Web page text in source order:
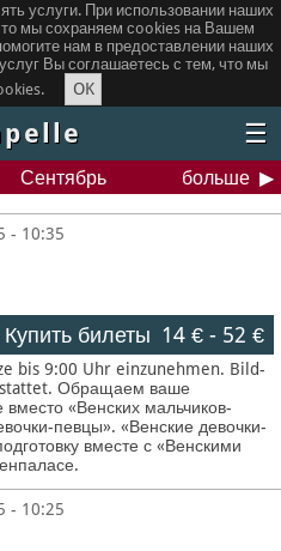
услуги. При использовании наших
мы сохраняем сookies на Вашем
нам в предоставлении наших
Вы соглашаетесь с тем, что мы
OK
☰
Сентябрь больше
- 10:35
Купить билеты 14 €- 52 €
bis 9:00 Uhr einzunehmen. Bild-
Обращаем ваше
«Венских мальчиков-
певцы». «Венские девочки-
вместе с «Венскими
- 10:25